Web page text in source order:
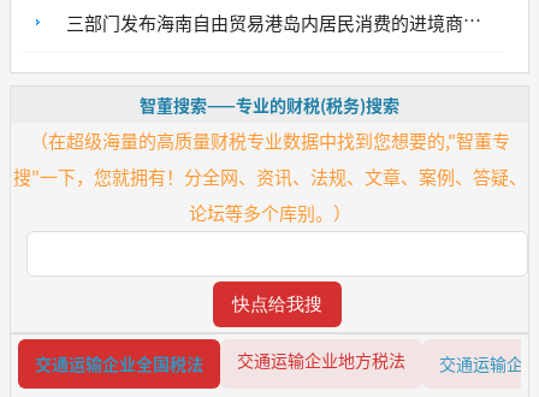
三部门发布海南自由贸易港岛内居民消费的进境商品“零关税”政策
智董搜索——专业的财税(税务)搜索
（在超级海量的高质量财税专业数据中找到您想要的,"智董专
搜"一下，您就拥有！分全网、资讯、法规、文章、案例、答疑、
论坛等多个库别。）
交通运输企业全国税法 交通运输企业地方税法 交通运输企